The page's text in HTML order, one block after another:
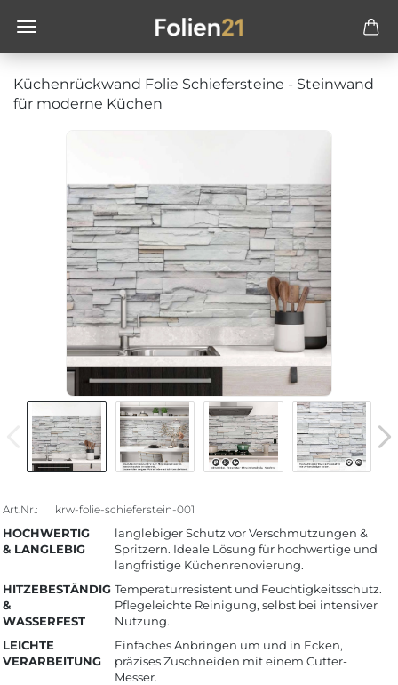
Küchenrückwand Folie Schiefersteine - Steinwand
für moderne Küchen
Art.Nr.: krw-folie-schieferstein-001
HOCHWERTIG
& LANGLEBIG
langlebiger Schutz vor Verschmutzungen &
Spritzern. Ideale Lösung für hochwertige und
langfristige Küchenrenovierung.
HITZEBESTÄNDIG
&
WASSERFEST
Temperaturresistent und Feuchtigkeitsschutz.
Pflegeleichte Reinigung, selbst bei intensiver
Nutzung.
LEICHTE
VERARBEITUNG
Einfaches Anbringen um und in Ecken,
präzises Zuschneiden mit einem Cutter-
Messer.